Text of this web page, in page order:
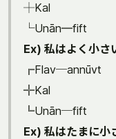
┼Kal
└Unān═fift
Ex) 私はよく小さ
╔Flav─annūvt
╬Kal
╚Unān─fift
Ex) 私はたまに小